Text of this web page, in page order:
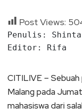
Post Views:
Penulis:
Editor: Rifa
CITILIVE –
Malang pada
mahasiswa dari